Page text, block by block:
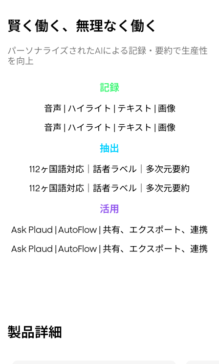
賢く働く、無理なく働く
パーソナライズされたAIによる記録・要約で生産性
を向上
記録
音声 | ハイライト | テキスト | 画像
音声 | ハイライト | テキスト | 画像
抽出
112ヶ国語対応｜話者ラベル｜多次元要約
112ヶ国語対応｜話者ラベル｜多次元要約
活用
Ask Plaud | AutoFlow | 共有、エクスポート、連携
Ask Plaud | AutoFlow | 共有、エクスポート、連携
製品詳細